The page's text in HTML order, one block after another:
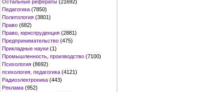
Остальные рефераты (21692)
Педагогика (7850)
Политология (3801)
Право (682)
Право, юриспруденция (2881)
Предпринимательство (475)
Прикладные науки (1)
Промышленность, производство (7100)
Психология (8692)
психология, педагогика (4121)
Радиоэлектроника (443)
Реклама (952)